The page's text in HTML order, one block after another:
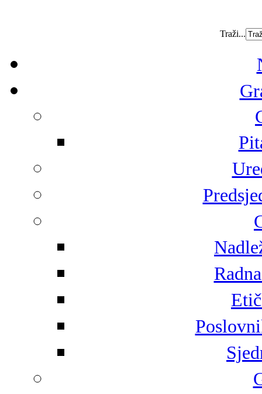
Traži...